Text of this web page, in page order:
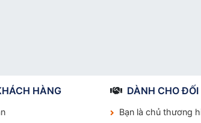
HÀNG DÀNH CHO ĐỐI
Bạn là chủ thương